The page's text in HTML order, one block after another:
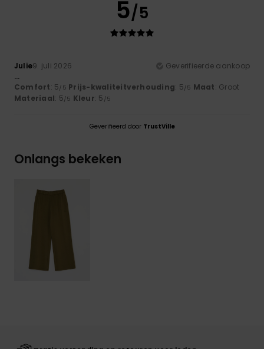
5/5
Julie9. juli 2026
Geverifieerde aankoop
...
Comfort: 5/5 Prijs-kwaliteitverhouding: 5/5 Maat: Groot
Materiaal: 5/5 Kleur: 5 /5
Geverifieerd door TrustVille
Onlangs bekeken